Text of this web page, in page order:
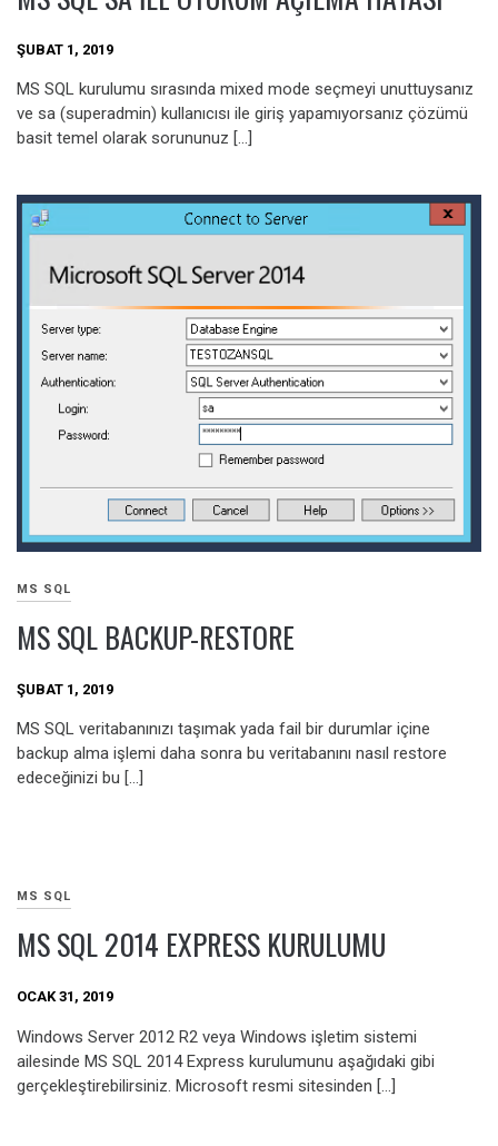
ŞUBAT 1, 2019
MS SQL kurulumu sırasında mixed mode seçmeyi unuttuysanız
ve sa (superadmin) kullanıcısı ile giriş yapamıyorsanız çözümü
basit temel olarak sorununuz […]
MS SQL
MS SQL BACKUP-RESTORE
ŞUBAT 1, 2019
MS SQL veritabanınızı taşımak yada fail bir durumlar içine
backup alma işlemi daha sonra bu veritabanını nasıl restore
edeceğinizi bu […]
MS SQL
MS SQL 2014 EXPRESS KURULUMU
OCAK 31, 2019
Windows Server 2012 R2 veya Windows işletim sistemi
ailesinde MS SQL 2014 Express kurulumunu aşağıdaki gibi
gerçekleştirebilirsiniz. Microsoft resmi sitesinden […]